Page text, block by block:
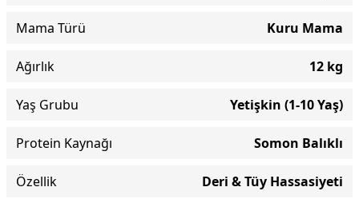
Mama Türü Kuru Mama
Ağırlık 12 kg
Yaş Grubu Yetişkin (1-10 Yaş)
Protein Kaynağı Somon Balıklı
Özellik Deri & Tüy Hassasiyeti